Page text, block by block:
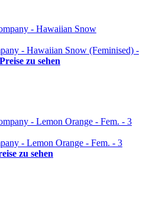
- Hawaiian Snow (Feminised) -
zu sehen
- Lemon Orange - Fem. - 3
zu sehen